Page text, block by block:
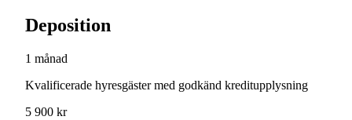
Deposition
1 månad
Kvalificerade hyresgäster med godkänd kreditupplysning
5 900 kr